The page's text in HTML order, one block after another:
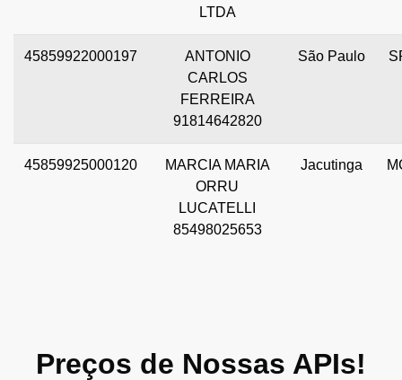
LTDA
45859922000197
ANTONIO
CARLOS
FERREIRA
91814642820
São Paulo
45859925000120
MARCIA MARIA
ORRU
LUCATELLI
85498025653
Jacutinga
Preços de Nossas APIs!